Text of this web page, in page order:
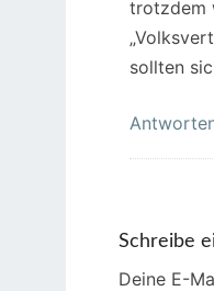
trotzdem
sollten
Schreibe
Deine E-